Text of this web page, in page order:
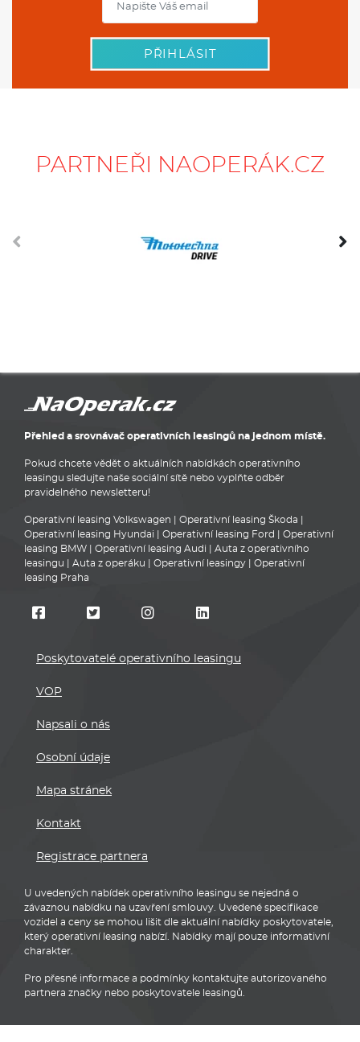
PŘIHLÁSIT
PARTNEŘI NAOPERÁK.CZ
Přehled a srovnávač operativních leasingů na jednom místě.
Pokud chcete vědět o aktuálních nabídkách operativního
leasingu sledujte naše sociální sítě nebo vyplňte odběr
pravidelného newsletteru!
Operativní leasing Volkswagen Operativní leasing Škoda
Operativní leasing Hyundai
Operativní leasing Ford
Operativní
leasing BMW
Operativní leasing Audi
Auta z operativního
leasingu
Auta z operáku Operativní leasingy
Operativní
leasing Praha
Poskytovatelé operativního leasingu
VOP
Napsali o nás
Osobní údaje
Mapa stránek
Kontakt
Registrace partnera
U uvedených nabídek operativního leasingu se nejedná o
závaznou nabídku na uzavření smlouvy. Uvedené specifikace
vozidel a ceny se mohou lišit dle aktuální nabídky poskytovatele,
který operativní leasing nabízí. Nabídky mají pouze informativní
charakter.
Pro přesné informace a podmínky kontaktujte autorizovaného
partnera značky nebo poskytovatele leasingů.